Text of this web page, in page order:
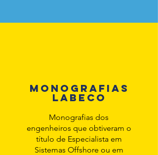
MONOGRAFIAS
LABECO
Monografias dos
engenheiros que obtiveram o
título de Especialista em
Sistemas Offshore ou em